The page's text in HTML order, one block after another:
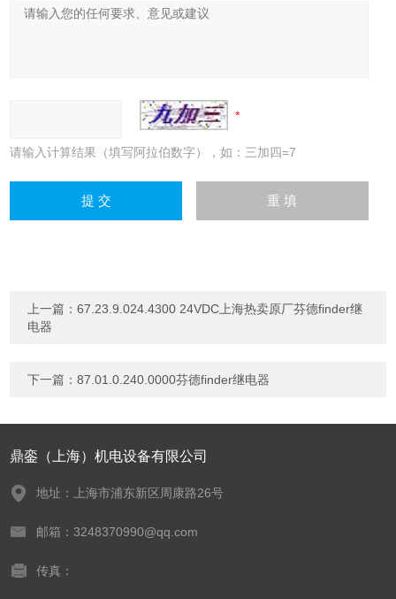
请输入计算结果（填写阿拉伯数字），如：三加四=7
上一篇：67.23.9.024.4300 24VDC上海热卖原厂芬德finder继
电器
下一篇：87.01.0.240.0000芬德finder继电器
鼎銮（上海）机电设备有限公司
地址：上海市浦东新区周康路26号
邮箱：3248370990@qq.com
传真：